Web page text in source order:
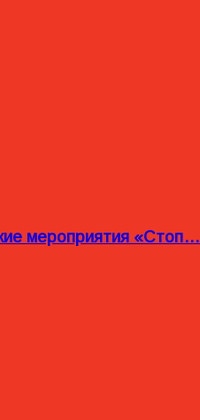
мероприятия «Стоп…